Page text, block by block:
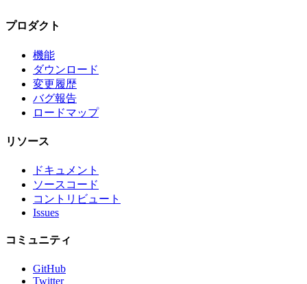
プロダクト
機能
ダウンロード
変更履歴
バグ報告
ロードマップ
リソース
ドキュメント
ソースコード
コントリビュート
Issues
コミュニティ
GitHub
Twitter